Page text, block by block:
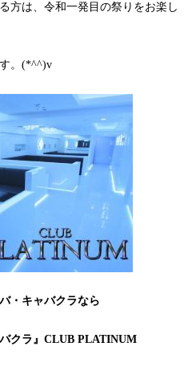
方は、令和一発目の祭りをお楽し
。(*^^)v
・キャバクラなら
クラ』CLUB PLATINUM